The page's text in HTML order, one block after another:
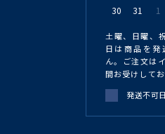
30
31 1
土曜、日曜、
日は商品を発
ん。ご注文は
間お受けしてお
発送不可日